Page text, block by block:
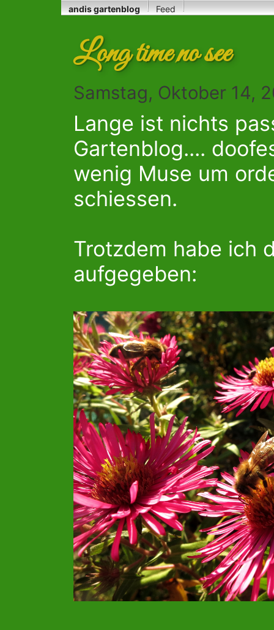
andis gartenblog Feed
Long time no see
Samstag, Oktober 14,
Lange ist nichts
Gartenblog....
wenig Muse um
schiessen.
Trotzdem habe ich
aufgegeben: